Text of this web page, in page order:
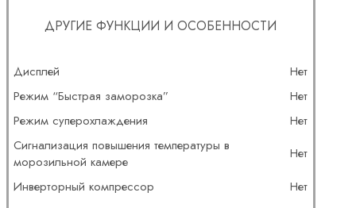
ДРУГИЕ ФУНКЦИИ И ОСОБЕННОСТИ
Дисплей
Нет
Режим “Быстрая заморозка”
Нет
Режим суперохлаждения
Нет
Сигнализация повышения температуры в
морозильной камере
Нет
Инверторный компрессор
Нет